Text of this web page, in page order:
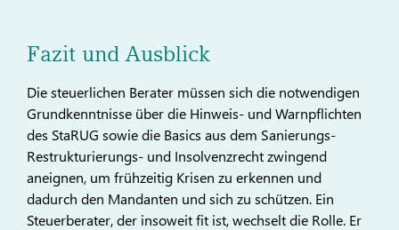
Fazit und Ausblick
Die steuerlichen Berater müssen sich die notwendigen
Grundkenntnisse über die Hinweis- und Warnpflichten
des StaRUG sowie die Basics aus dem Sanierungs-
Restrukturierungs- und Insolvenzrecht zwingend
aneignen, um frühzeitig Krisen zu erkennen und
dadurch den Mandanten und sich zu schützen. Ein
Steuerberater, der insoweit fit ist, wechselt die Rolle. Er